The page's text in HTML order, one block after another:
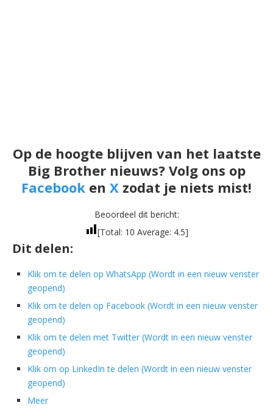
Op de hoogte blijven van het laatste
Big Brother nieuws? Volg ons op
Facebook en X zodat je niets mist!
Beoordeel dit bericht:
[Total: 10 Average: 4.5]
Dit delen:
Klik om te delen op WhatsApp (Wordt in een nieuw venster
geopend)
Klik om te delen op Facebook (Wordt in een nieuw venster
geopend)
Klik om te delen met Twitter (Wordt in een nieuw venster
geopend)
Klik om op LinkedIn te delen (Wordt in een nieuw venster
geopend)
Meer